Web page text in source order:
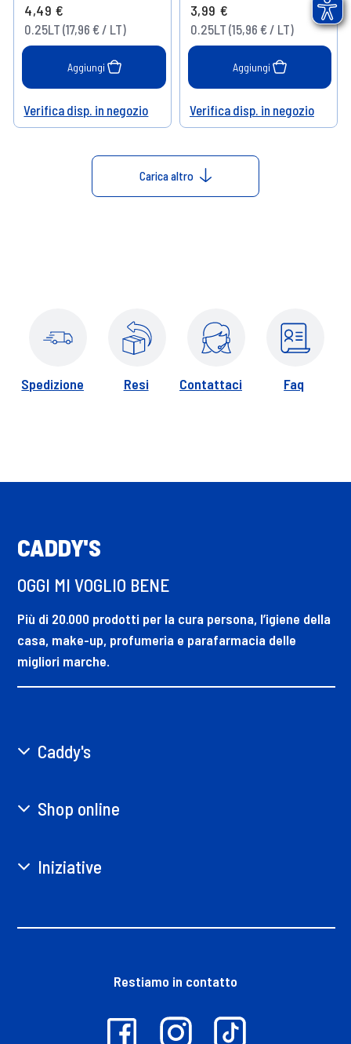
4,49 €
0.25LT (17,96 € / LT)
Aggiungi
Help
Verifica disp. in negozio
3,99 €
0.25LT (15,96 € / LT)
Aggiungi
Help
Verifica disp. in negozio
Carica altro
Spedizione Resi Contattaci Faq
CADDY'S
OGGI MI VOGLIO BENE
Più di 20.000 prodotti per la cura persona, l’igiene della
casa, make-up, profumeria e parafarmacia delle
migliori marche.
Caddy's
Shop online
Iniziative
Restiamo in contatto